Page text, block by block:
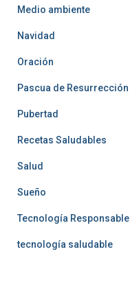
Medio ambiente
Navidad
Oración
Pascua de Resurrección
Pubertad
Recetas Saludables
Salud
Sueño
Tecnología Responsable
tecnología saludable